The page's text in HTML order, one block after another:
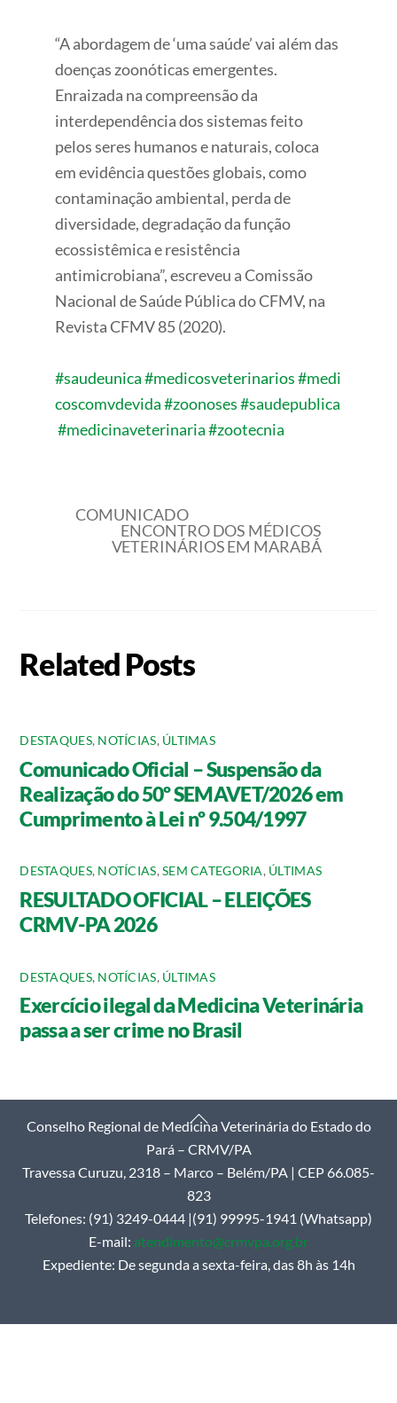
“A abordagem de ‘uma saúde’ vai além das
doenças zoonóticas emergentes.
Enraizada na compreensão da
interdependência dos sistemas feito
pelos seres humanos e naturais, coloca
em evidência questões globais, como
contaminação ambiental, perda de
diversidade, degradação da função
ecossistêmica e resistência
antimicrobiana”, escreveu a Comissão
Nacional de Saúde Pública do CFMV, na
Revista CFMV 85 (2020).
#saudeunica #medicosveterinarios #medi
coscomvdevida #zoonoses #saudepublica
#medicinaveterinaria #zootecnia
COMUNICADO
ENCONTRO DOS MÉDICOS
VETERINÁRIOS EM MARABÁ
Related Posts
DESTAQUES, NOTÍCIAS, ÚLTIMAS
Comunicado Oficial – Suspensão da
Realização do 50º SEMAVET/2026 em
Cumprimento à Lei nº 9.504/1997
DESTAQUES, NOTÍCIAS,SEM CATEGORIA, ÚLTIMAS
RESULTADO OFICIAL – ELEIÇÕES
CRMV-PA 2026
DESTAQUES, NOTÍCIAS, ÚLTIMAS
Exercício ilegal da Medicina Veterinária
passa a ser crime no Brasil
Back
To
Top
Conselho Regional de Medicina Veterinária do Estado do
Pará – CRMV/PA
Travessa Curuzu, 2318 – Marco – Belém/PA | CEP 66.085-
823
Telefones: (91) 3249-0444 |(91) 99995-1941 (Whatsapp)
E-mail: atendimento@crmvpa.org.br
Expediente: De segunda a sexta-feira, das 8h às 14h